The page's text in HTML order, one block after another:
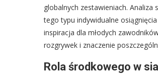
globalnych zestawieniach.
tego typu indywidualne
inspiracja dla młodych
rozgrywek i znaczenie
Rola środkowego w